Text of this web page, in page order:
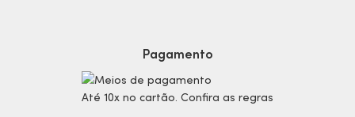
Preferências de Cookies
Consumidor.gov.br
Código de defesa do consumidor
Produtos Masculinos
Teste do Tom de Base
Pagamento
Até 10x no cartão. Confira as regras